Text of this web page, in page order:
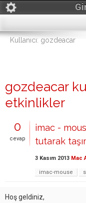
Kullanıcı: gozdeacar
gozdeacar
etkinlikler
0
cevap
imac -
tutarak
3 Kasım 2013 Mac
imac-mouse
Hoş geldiniz,